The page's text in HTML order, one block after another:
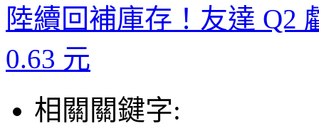
陸續回補庫存！友達 Q2
0.63 元
相關關鍵字: